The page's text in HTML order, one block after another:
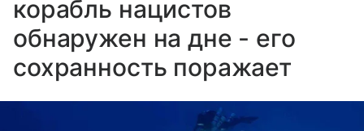
корабль нацистов
обнаружен на дне - его
сохранность поражает